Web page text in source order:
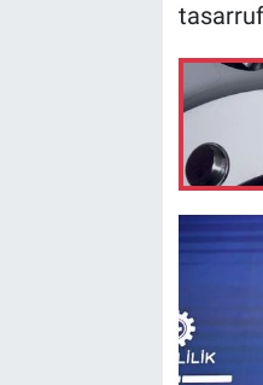
tasarruf